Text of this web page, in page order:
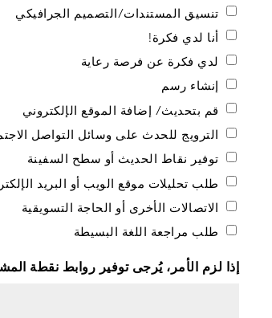
تنسيق المستندات/التصميم الجرافيكي
أنا لدي فكرة!
لدي فكرة عن فرصة رعاية
إنشاء رسم
قم بتحديث/ إضافة الموقع الإلكتروني
الترويج للحدث على وسائل التواصل
توفير نقاط الحديث أو سطح السفينة
طلب تحليلات موقع الويب أو البريد
الاتصالات الأخرى أو الحاجة التسويقية
طلب مراجعة اللغة البسيطة
إذا لزم الأمر، يُرجى توفير روابط نقطة